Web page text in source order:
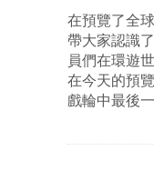
在預覽了全
帶大家認識
員們在環遊
在今天的預
戲輪中最後